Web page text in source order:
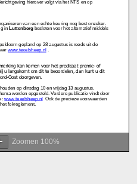
Zoomen 100%